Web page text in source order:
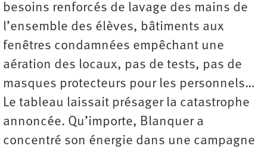
besoins renforcés de lavage des mains de
l’ensemble des élèves, bâtiments aux
fenêtres condamnées empêchant une
aération des locaux, pas de tests, pas de
masques protecteurs pour les personnels…
Le tableau laissait présager la catastrophe
annoncée. Qu’importe, Blanquer a
concentré son énergie dans une campagne